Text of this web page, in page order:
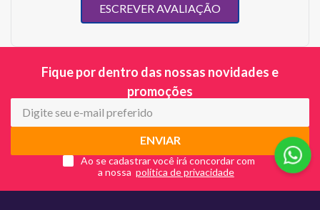
ESCREVER AVALIAÇÃO
Fique por dentro das nossas novidades e
promoções
ENVIAR
Ao se cadastrar você irá concordar com
a nossa